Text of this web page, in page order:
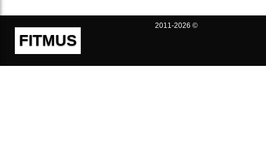
FITMUS
2011-2026 ©